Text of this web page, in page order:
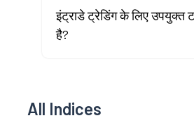
इंट्राडे ट्रेडिंग के लिए उपयुक्त
है?
All Indices